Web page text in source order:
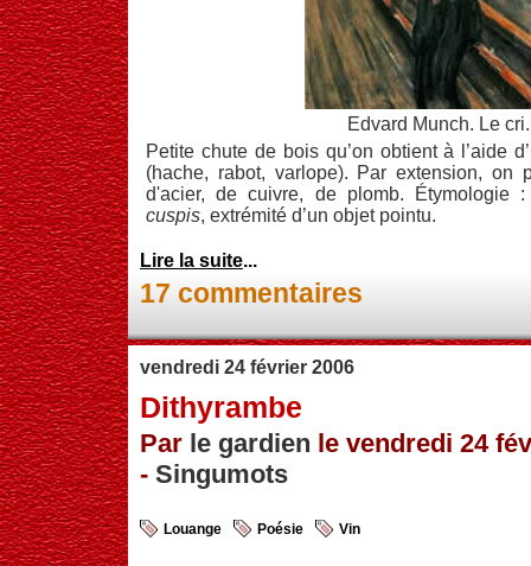
Edvard Munch. Le cri.
Petite chute de bois qu’on obtient à l’aide
(hache, rabot, varlope). Par extension, on
d'acier, de cuivre, de plomb. Étymologie
cuspis, extrémité d’un objet pointu.
Lire la suite...
17 commentaires
vendredi 24 février 2006
Dithyrambe
Par le gardien le vendredi 24
- Singumots
Louange Poésie Vin